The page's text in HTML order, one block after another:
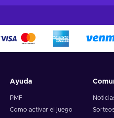
Ayuda
PMF
Como activar el juego